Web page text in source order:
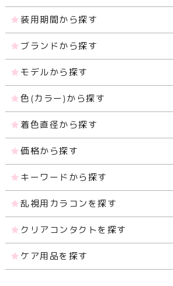
装用期間から探す
ブランドから探す
モデルから探す
色(カラー)から探す
着色直径から探す
価格から探す
キーワードから探す
乱視用カラコンを探す
クリアコンタクトを探す
ケア用品を探す